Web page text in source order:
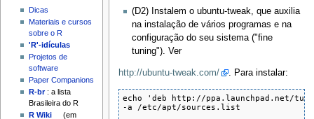
(D2) Instalem o ubuntu-tweak, que auxilia
na instalação de vários programas e na
configuração do seu sistema ("fine
tuning"). Ver
http://ubuntu-tweak.com/ . Para instalar:
echo 'deb http://ppa.launchpad.net/
-a /etc/apt/sources.list
Dicas
Materiais e cursos
sobre o R
'R'-idículas
Projetos de
software
Paper Companions
R-br: a lista
Brasileira do R
R Wiki
(em